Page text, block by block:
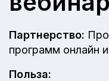
Партнерство:
программ онлайн
Польза: